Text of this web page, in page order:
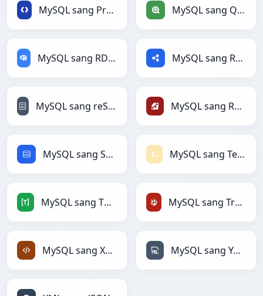
MySQL sang Protobuf MySQL sang Qlik
MySQL sang RDataFrame MySQL sang RDF
MySQL sang reStructuredText MySQL sang Ruby
MySQL sang SQL MySQL sang Textile
MySQL sang TOML MySQL sang TracWiki
MySQL sang XML MySQL sang YAML